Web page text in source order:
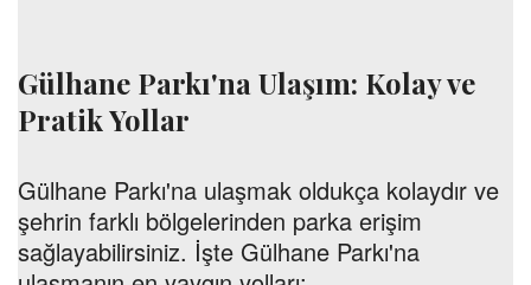
Gülhane Parkı'na Ulaşım: Kolay ve
Pratik Yollar
Gülhane Parkı'na ulaşmak oldukça kolaydır ve
şehrin farklı bölgelerinden parka erişim
sağlayabilirsiniz. İşte Gülhane Parkı'na